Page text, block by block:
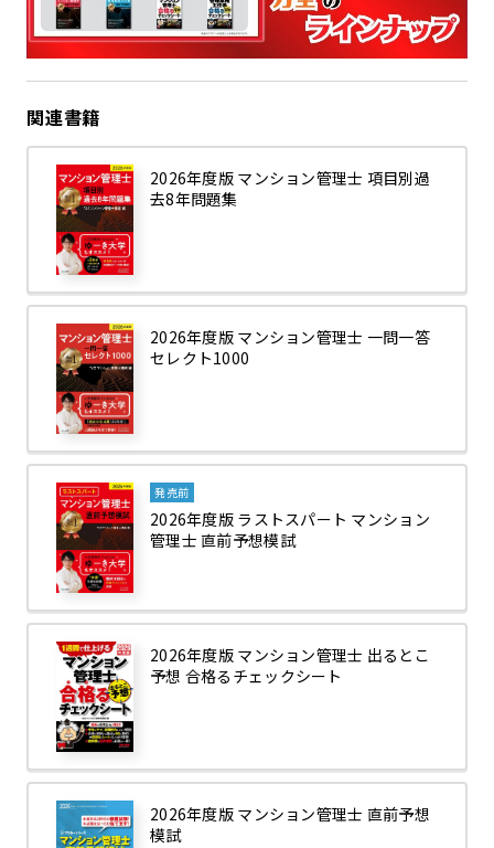
関連書籍
2026年度版 マンション管理士 項目別過
去8年問題集
2026年度版 マンション管理士 一問一答
セレクト1000
発売前
2026年度版 ラストスパート マンション
管理士 直前予想模試
2026年度版 マンション管理士 出るとこ
予想 合格るチェックシート
2026年度版 マンション管理士 直前予想
模試